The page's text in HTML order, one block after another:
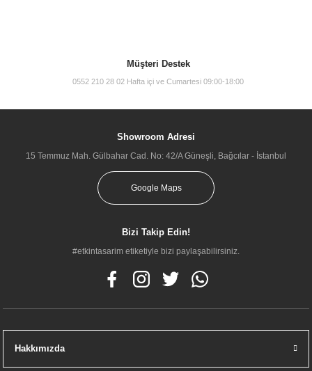
Müşteri Destek
0552 210 28 02 Hafta içi ve Cumartesi 09:00-18:00
Showroom Adresi
15 Temmuz Mah. Gülbahar Cad. No: 42/A Güneşli, Bağcılar - İstanbul
Google Maps
Bizi Takip Edin!
#etkintasarim etiketiyle bizi paylaşabilirsiniz.
Hakkımızda